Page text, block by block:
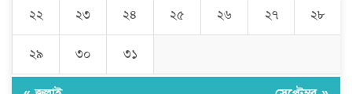
শিক্ষার্থীকে সত্যিকারের মানুষ হিসেবে গড়ে
তুলতে হবে -জবি ভিসি ড. রইছ উদদীন
২২ ২৩ ২৪ ২৫ ২৬ ২৭ ২৮
২৯ ৩০ ৩১